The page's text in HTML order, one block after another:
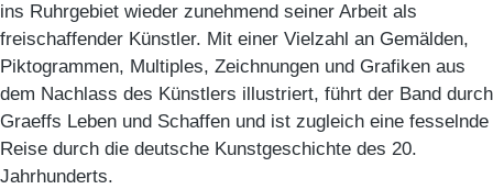
ins Ruhrgebiet wieder zunehmend seiner Arbeit als
freischaffender Künstler. Mit einer Vielzahl an Gemälden,
Piktogrammen, Multiples, Zeichnungen und Grafiken aus
dem Nachlass des Künstlers illustriert, führt der Band durch
Graeffs Leben und Schaffen und ist zugleich eine fesselnde
Reise durch die deutsche Kunstgeschichte des 20.
Jahrhunderts.